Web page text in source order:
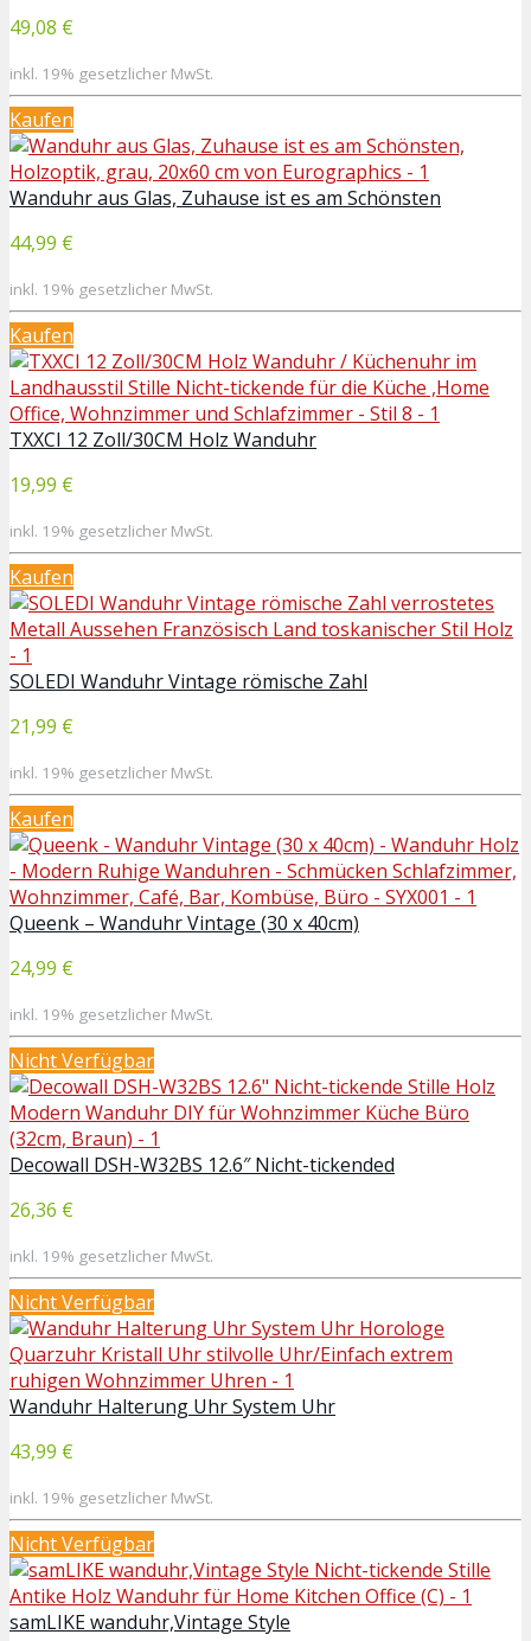
49,08 €
inkl. 19% gesetzlicher MwSt.
Kaufen
Wanduhr aus Glas, Zuhause ist es am Schönsten
44,99 €
inkl. 19% gesetzlicher MwSt.
Kaufen
TXXCI 12 Zoll/30CM Holz Wanduhr
19,99 €
inkl. 19% gesetzlicher MwSt.
Kaufen
SOLEDI Wanduhr Vintage römische Zahl
21,99 €
inkl. 19% gesetzlicher MwSt.
Kaufen
Queenk – Wanduhr Vintage (30 x 40cm)
24,99 €
inkl. 19% gesetzlicher MwSt.
Nicht Verfügbar
Decowall DSH-W32BS 12.6″ Nicht-tickended
26,36 €
inkl. 19% gesetzlicher MwSt.
Nicht Verfügbar
Wanduhr Halterung Uhr System Uhr
43,99 €
inkl. 19% gesetzlicher MwSt.
Nicht Verfügbar
samLIKE wanduhr,Vintage Style